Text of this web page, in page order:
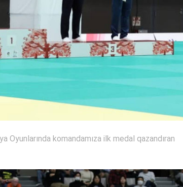
komandamıza ilk medal qazandıran